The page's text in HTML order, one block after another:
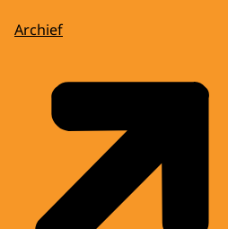
Archief